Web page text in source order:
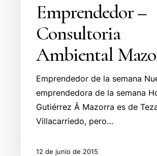
Emprendedor –
Consultoria
Ambiental
Emprendedor de la semana
emprendedora de la semana
Gutiérrez Â Mazorra es de
Villacarriedo, pero…
12 de junio de 2015